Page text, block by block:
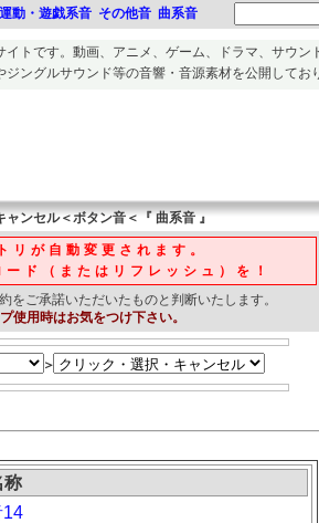
イトです。 動画、アニメ、ゲーム、ドラマ、サウン
ジングルサウンド等の音響・音源素材を公開してお
ンセル＜ボタン音＜『 曲系音 』
リが自動変更されます。
ド（またはリフレッシュ）を！
をご承諾いただいたものと判断いたします。
使用時はお気をつけ下さい。
＞
称
14
運動・遊戯系音 その他音 曲系音